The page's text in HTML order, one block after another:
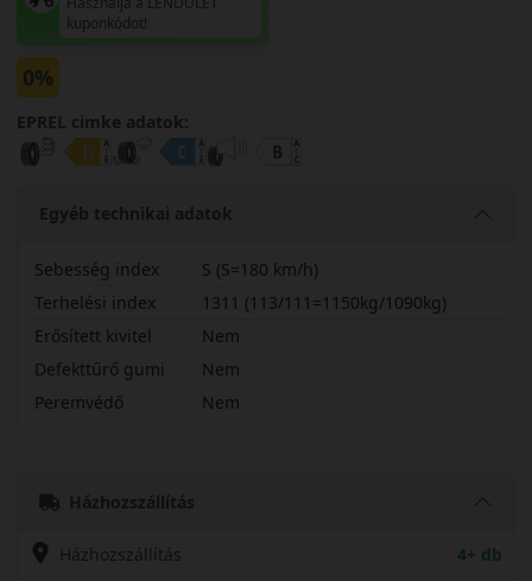
kuponkódot!
0%
EPREL cimke adatok:
Egyéb technikai adatok
Sebesség index
S (S=180 km/h)
Terhelési index
1311 (113/111=1150kg/1090kg)
Erősített kivitel
Nem
Defekttűrő gumi
Nem
Peremvédő
Nem
Házhozszállítás
Házhozszállítás 4+ db